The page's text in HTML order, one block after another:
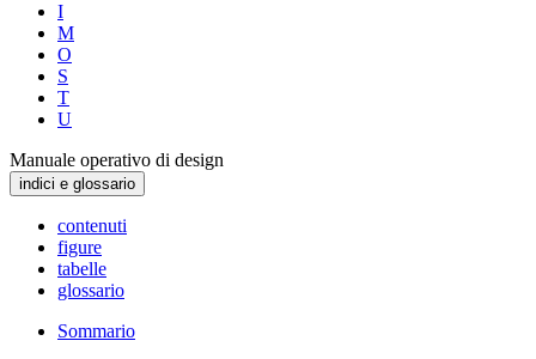
I
M
O
S
T
U
Manuale operativo di design
indici e glossario
contenuti
figure
tabelle
glossario
Sommario